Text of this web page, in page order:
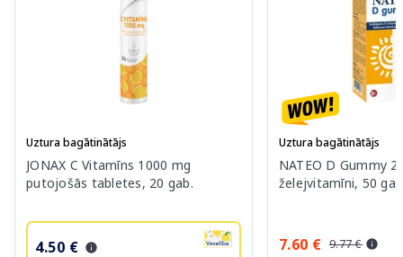
Uztura bagātinātājs
JONAX C Vitamīns 1000 mg
putojošās tabletes, 20 gab.
4.50 €
Uztura bagātinātājs
NATEO D Gummy
želejvitamīni, 50
7.60 € 9.77 €